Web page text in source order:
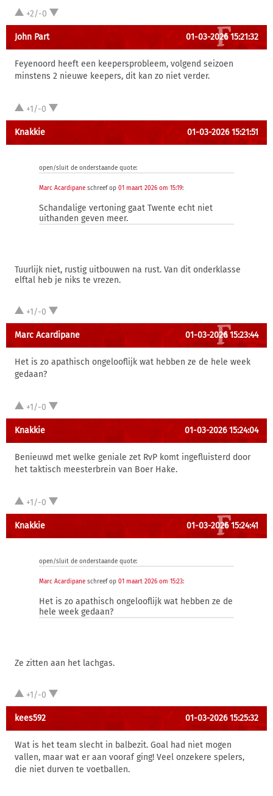
+2/-0
John Part 01-03-2026 15:21:32
Feyenoord heeft een keepersprobleem, volgend seizoen
minstens 2 nieuwe keepers, dit kan zo niet verder.
+1/-0
Knakkie 01-03-2026 15:21:51
open/sluit de onderstaande quote:
Marc Acardipane schreef op 01 maart 2026 om 15:19:
Schandalige vertoning gaat Twente echt niet
uithanden geven meer.
Tuurlijk niet, rustig uitbouwen na rust. Van dit onderklasse
elftal heb je niks te vrezen.
+1/-0
Marc Acardipane 01-03-2026 15:23:44
Het is zo apathisch ongelooflijk wat hebben ze de hele week
gedaan?
+1/-0
Knakkie 01-03-2026 15:24:04
Benieuwd met welke geniale zet RvP komt ingefluisterd door
het taktisch meesterbrein van Boer Hake.
+1/-0
Knakkie 01-03-2026 15:24:41
open/sluit de onderstaande quote:
Marc Acardipane schreef op 01 maart 2026 om 15:23:
Het is zo apathisch ongelooflijk wat hebben ze de
hele week gedaan?
Ze zitten aan het lachgas.
+1/-0
kees592 01-03-2026 15:25:32
Wat is het team slecht in balbezit. Goal had niet mogen
vallen, maar wat er aan vooraf ging! Veel onzekere spelers,
die niet durven te voetballen.